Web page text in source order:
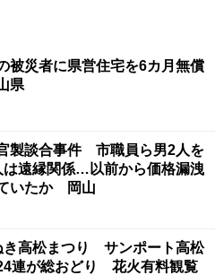
被災者に県営住宅を6カ月無償
県
製談合事件 市職員ら男2人を
遠縁関係…以前から価格漏洩
いたか 岡山
き高松まつり サンポート高松
連が総おどり 花火有料観覧